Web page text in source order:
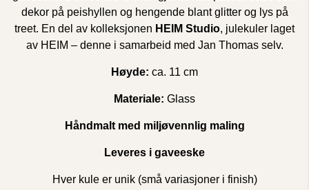
dekor på peishyllen og hengende blant glitter og lys på
treet. En del av kolleksjonen HEIM Studio, julekuler laget
av HEIM – denne i samarbeid med Jan Thomas selv.
Høyde: ca. 11 cm
Materiale: Glass
Håndmalt med miljøvennlig maling
Leveres i gaveeske
Hver kule er unik (små variasjoner i finish)